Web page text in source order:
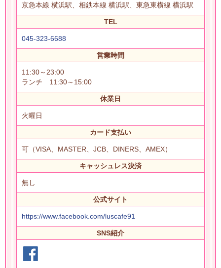
京急本線 横浜駅、相鉄本線 横浜駅、東急東横線 横浜駅
TEL
045-323-6688
営業時間
11:30～23:00
ランチ 11:30～15:00
休業日
火曜日
カード支払い
可（VISA、MASTER、JCB、DINERS、AMEX）
キャッシュレス決済
無し
公式サイト
https://www.facebook.com/luscafe91
SNS紹介